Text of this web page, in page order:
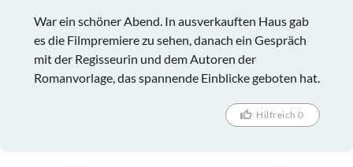
War ein schöner Abend. In ausverkauften Haus gab
es die Filmpremiere zu sehen, danach ein Gespräch
mit der Regisseurin und dem Autoren der
Romanvorlage, das spannende Einblicke geboten hat.
Hilfreich 0